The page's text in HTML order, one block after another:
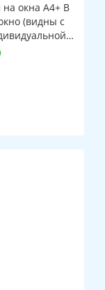
окна А4+ В
(видны с
клапаном)